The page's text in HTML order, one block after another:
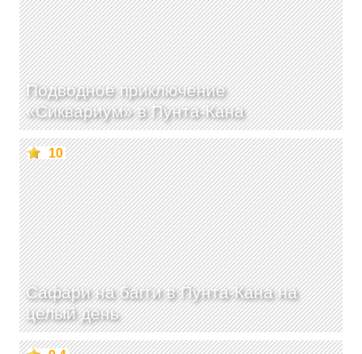
Подводное приключение
«Сиквариум» в Пунта-Кана
Cафари на багги в Пунта-Кана на
целый день
10